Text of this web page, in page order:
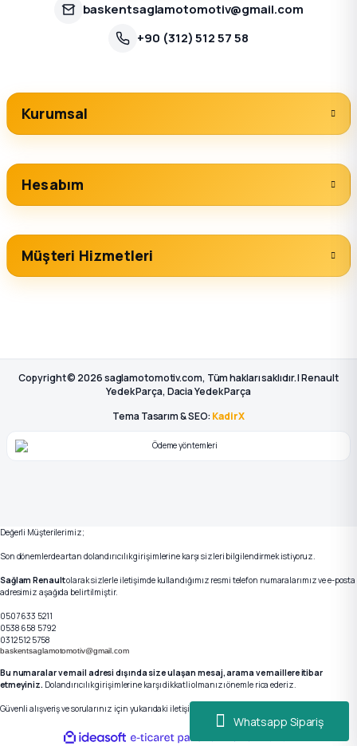
Whatsapp Sipariş
baskentsaglamotomotiv@gmail.com
+90 (312) 512 57 58
Kurumsal
Hesabım
Müşteri Hizmetleri
Copyright © 2026 saglamotomotiv.com, Tüm hakları saklıdır. | Renault
Yedek Parça, Dacia Yedek Parça
Tema Tasarım & SEO: KadirX
Değerli Müşterilerimiz;
Son dönemlerde artan dolandırıcılık girişimlerine karşı sizleri bilgilendirmek istiyoruz.
Sağlam Renaultolarak sizlerle iletişimde kullandığımız resmi telefon numaralarımız ve e-posta
adresimiz aşağıda belirtilmiştir.
0507 633 5211
0538 658 5792
0312 512 5758
baskentsaglamotomotiv@gmail.com
Bu numaralar ve mail adresi dışında size ulaşan mesaj, arama ve maillere itibar
etmeyiniz. Dolandırıcılık girişimlerine karşı dikkatli olmanızı önemle rica ederiz.
Güvenli alışveriş ve sorularınız için yukarıdaki iletişim kanallarımızdan bizlere ulaşabilirsiniz.
ideasoft